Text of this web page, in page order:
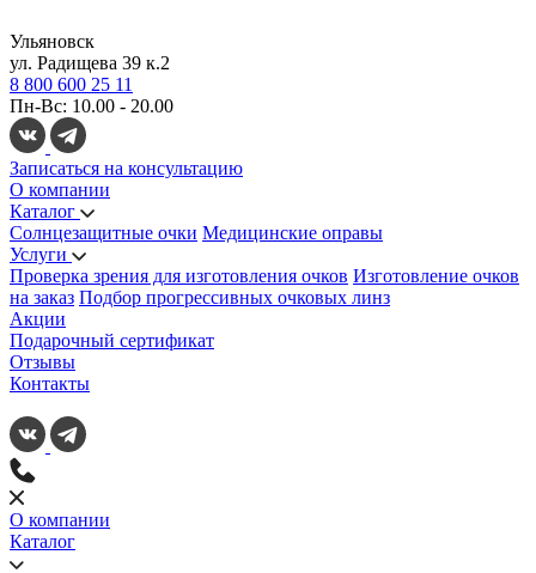
Ульяновск
ул. Радищева 39 к.2
8 800 600 25 11
Пн-Вс: 10.00 - 20.00
Записаться на консультацию
О компании
Каталог
Солнцезащитные очки Медицинские оправы
Услуги
Проверка зрения для изготовления очков Изготовление очков
на заказ Подбор прогрессивных очковых линз
Акции
Подарочный сертификат
Отзывы
Контакты
О компании
Каталог